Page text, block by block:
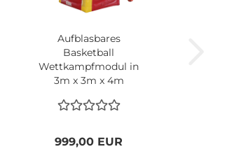
Aufblasbares
Basketball
Wettkampfmodul in
3m x 3m x 4m
999,00 EUR